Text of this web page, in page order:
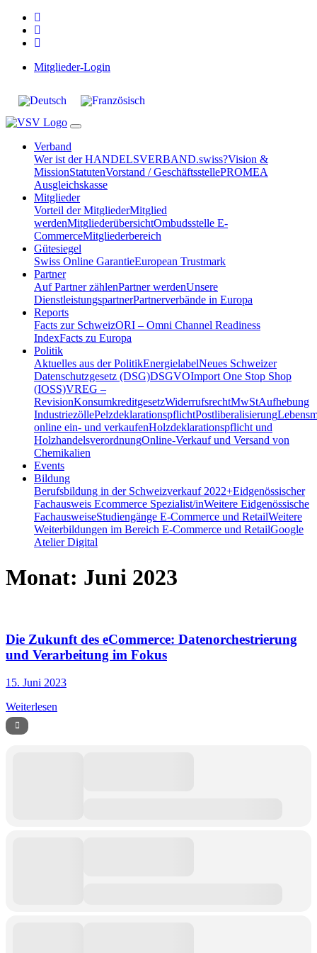
Mitglieder-Login
Verband
Wer ist der HANDELSVERBAND.swiss?Vision &
MissionStatutenVorstand / GeschäftsstellePROMEA
Ausgleichskasse
Mitglieder
Vorteil der MitgliederMitglied
werdenMitgliederübersichtOmbudsstelle E-
CommerceMitgliederbereich
Gütesiegel
Swiss Online GarantieEuropean Trustmark
Partner
Auf Partner zählenPartner werdenUnsere
DienstleistungspartnerPartnerverbände in Europa
Reports
Facts zur SchweizORI – Omni Channel Readiness
IndexFacts zu Europa
Politik
Aktuelles aus der PolitikEnergielabelNeues Schweizer
Datenschutzgesetz (DSG)DSGVOImport One Stop Shop
(IOSS)VREG –
RevisionKonsumkreditgesetzWiderrufsrechtMwStAufhebung
IndustriezöllePelzdeklarationspflichtPostliberalisierung
online ein- und verkaufenHolzdeklarationspflicht und
HolzhandelsverordnungOnline-Verkauf und Versand von
Chemikalien
Events
Bildung
Berufsbildung in der Schweizverkauf 2022+Eidgenössischer
Fachausweis Ecommerce Spezialist/inWeitere Eidgenössische
FachausweiseStudiengänge E-Commerce und RetailWeitere
Weiterbildungen im Bereich E-Commerce und RetailGoogle
Atelier Digital
Monat: Juni 2023
Die Zukunft des eCommerce: Datenorchestrierung
und Verarbeitung im Fokus
15. Juni 2023
Weiterlesen